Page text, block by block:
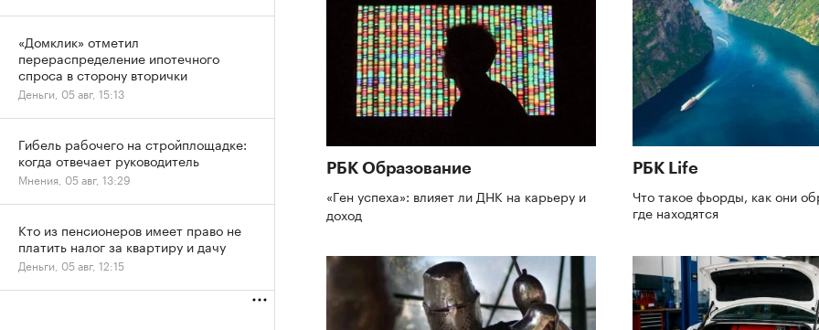
РБК Образование
«Ген успеха»: влияет ли ДНК на карьеру и
доход
РБК Life
Что такое фьорды, как они
где находятся
«Домклик» отметил
перераспределение ипотечного
спроса в сторону вторички
Деньги, 05 авг, 15:13
Гибель рабочего на стройплощадке:
когда отвечает руководитель
Мнения, 05 авг, 13:29
Кто из пенсионеров имеет право не
платить налог за квартиру и дачу
Деньги, 05 авг, 12:15